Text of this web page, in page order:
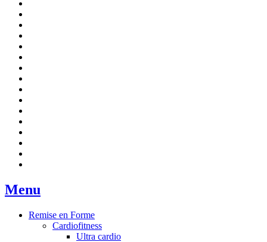
Menu
Remise en Forme
Cardiofitness
Ultra cardio